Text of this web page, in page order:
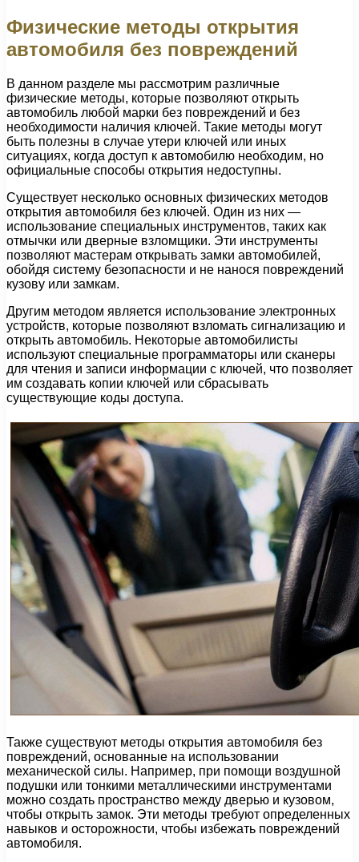
Физические методы открытия
автомобиля без повреждений
В данном разделе мы рассмотрим различные
физические методы, которые позволяют открыть
автомобиль любой марки без повреждений и без
необходимости наличия ключей. Такие методы могут
быть полезны в случае утери ключей или иных
ситуациях, когда доступ к автомобилю необходим, но
официальные способы открытия недоступны.
Существует несколько основных физических методов
открытия автомобиля без ключей. Один из них —
использование специальных инструментов, таких как
отмычки или дверные взломщики. Эти инструменты
позволяют мастерам открывать замки автомобилей,
обойдя систему безопасности и не нанося повреждений
кузову или замкам.
Другим методом является использование электронных
устройств, которые позволяют взломать сигнализацию и
открыть автомобиль. Некоторые автомобилисты
используют специальные программаторы или сканеры
для чтения и записи информации с ключей, что позволяет
им создавать копии ключей или сбрасывать
существующие коды доступа.
Также существуют методы открытия автомобиля без
повреждений, основанные на использовании
механической силы. Например, при помощи воздушной
подушки или тонкими металлическими инструментами
можно создать пространство между дверью и кузовом,
чтобы открыть замок. Эти методы требуют определенных
навыков и осторожности, чтобы избежать повреждений
автомобиля.